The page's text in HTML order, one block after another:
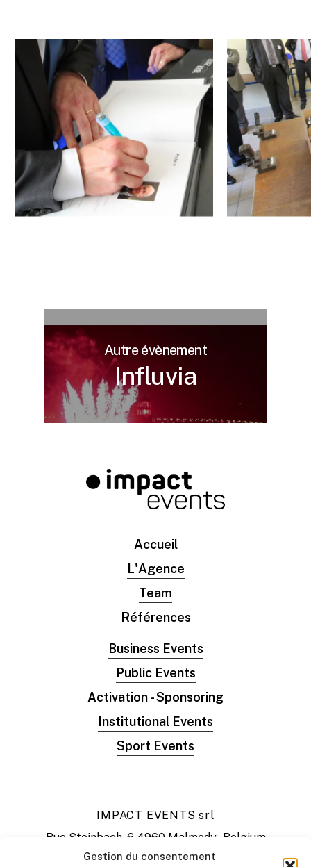
Gestion du consentement
Autre évènement
Influvia
Accueil
L'Agence
Team
Références
Business Events
Public Events
Activation - Sponsoring
Institutional Events
Sport Events
IMPACT EVENTS srl
Rue Steinbach, 6 4960 Malmedy - Belgium
T: +32 80 31 99 99